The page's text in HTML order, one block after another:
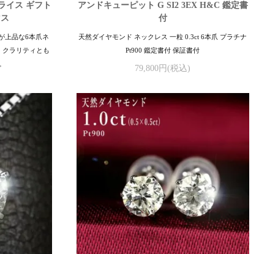
イス ギフト
上品な6本爪ネ
クラリティとも
アンドキューピット G SI2 3EX H&C 鑑定書
付
天然ダイヤモンド ネックレス 一粒 0.3ct 6本爪 プラチナ
Pt900 鑑定書付 保証書付
79,800円(税込)